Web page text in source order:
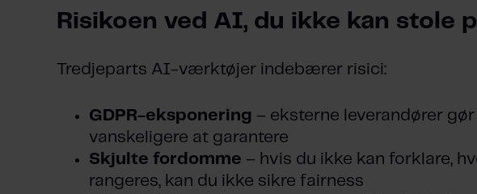
Risikoen ved AI, du ikke kan stole
Tredjeparts AI-værktøjer indebærer risici:
GDPR-eksponering – eksterne leverandører
vanskeligere at garantere
Skjulte fordomme – hvis du ikke kan forklare,
rangeres, kan du ikke sikre fairness